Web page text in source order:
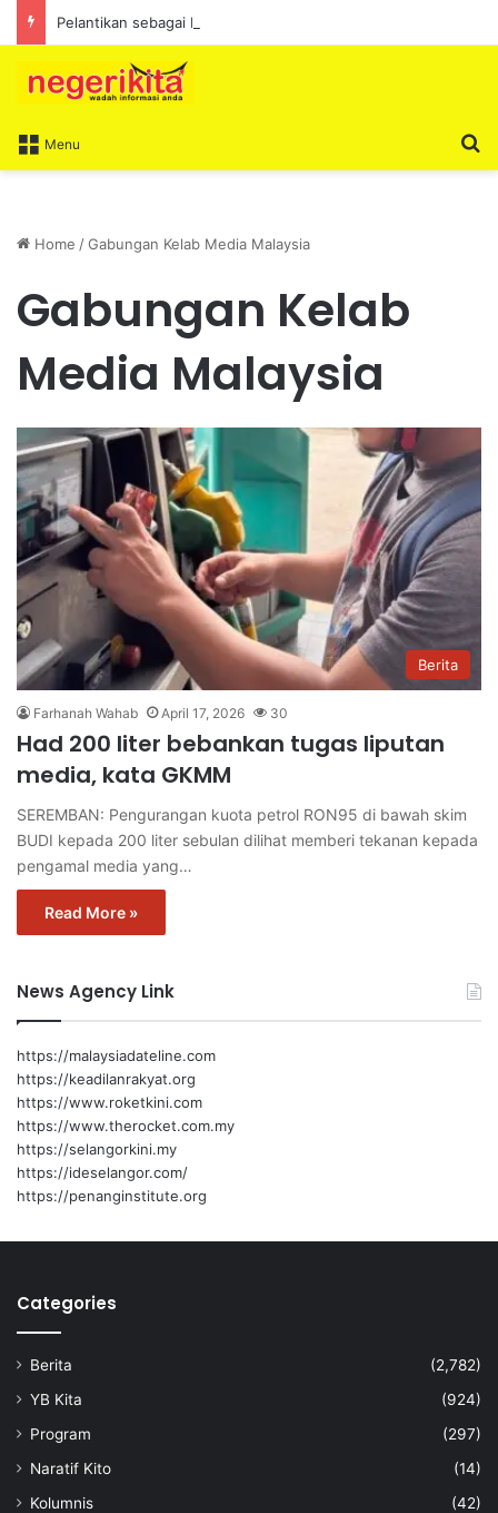
Menu
Home /Gabungan Kelab Media Malaysia
Gabungan Kelab
Media Malaysia
Berita
Farhanah Wahab April 17, 2026 30
Had 200 liter bebankan tugas liputan
media, kata GKMM
SEREMBAN: Pengurangan kuota petrol RON95 di bawah skim
BUDI kepada 200 liter sebulan dilihat memberi tekanan kepada
pengamal media yang…
Read More »
News Agency Link
https://malaysiadateline.com
https://keadilanrakyat.org
https://www.roketkini.com
https://www.therocket.com.my
https://selangorkini.my
https://ideselangor.com/
https://penanginstitute.org
Categories
Berita
(2,782)
YB Kita
(924)
Program
(297)
Naratif Kito
(14)
Kolumnis
(42)